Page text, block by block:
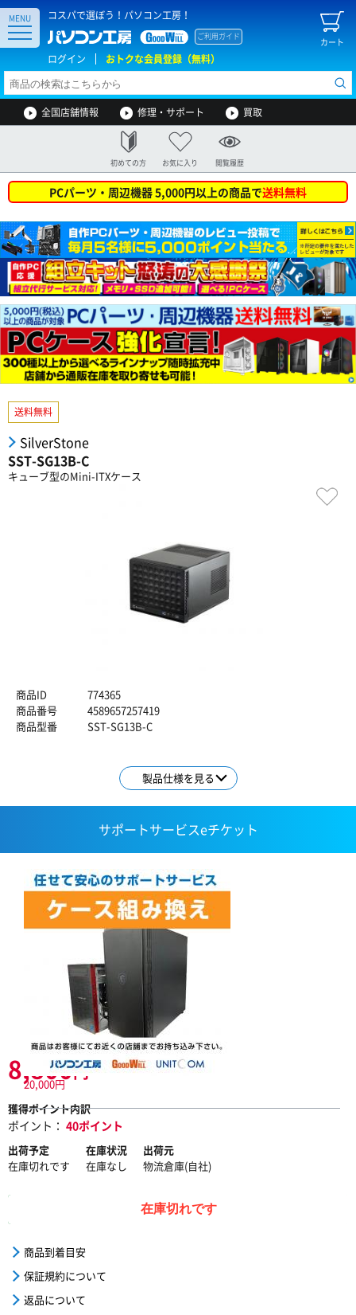
コスパで選ぼう！パソコン工房！
カート
ご利用ガイド
ログイン おトクな会員登録（無料）
MENU
全国店舗情報 修理・サポート 買取
初めての方 お気に入り 閲覧履歴
PCパーツ・周辺機器 5,000円以上の商品で送料無料
送料無料
SilverStone
SST-SG13B-C
キューブ型のMini-ITXケース
商品ID
774365
商品番号
4589657257419
商品型番
SST-SG13B-C
製品仕様を見る
サポートサービスeチケット
20,000円
8,800円
獲得ポイント内訳
ポイント： 40ポイント
出荷予定
在庫切れです
在庫状況
在庫なし
出荷元
物流倉庫(自社)
在庫切れです
商品到着目安
保証規約について
返品について